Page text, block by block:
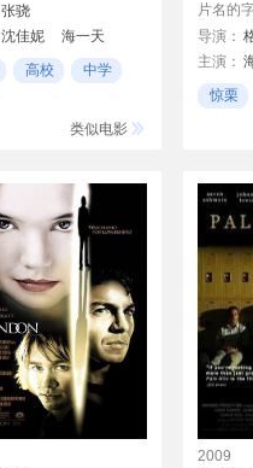
张骁
沈佳妮
海一天
刘天池
高校 中学
类似电影
片名的
导演：
主演：
托马斯·
惊栗
2009